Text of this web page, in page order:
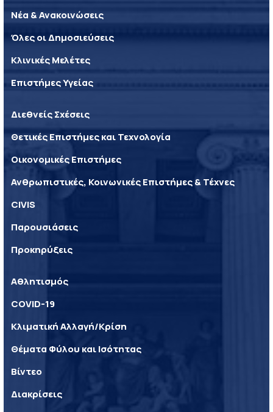
Νέα & Ανακοινώσεις
Όλες οι Δημοσιεύσεις
Κλινικές Μελέτες
Επιστήμες Υγείας
Διεθνείς Σχέσεις
Θετικές Επιστήμες και Τεχνολογία
Οικονομικές Επιστήμες
Ανθρωπιστικές, Κοινωνικές Επιστήμες & Τέχνες
CIVIS
Παρουσιάσεις
Προκηρύξεις
Αθλητισμός
COVID-19
Κλιματική Αλλαγή/Κρίση
Θέματα Φύλου και Ισότητας
Βίντεο
Διακρίσεις